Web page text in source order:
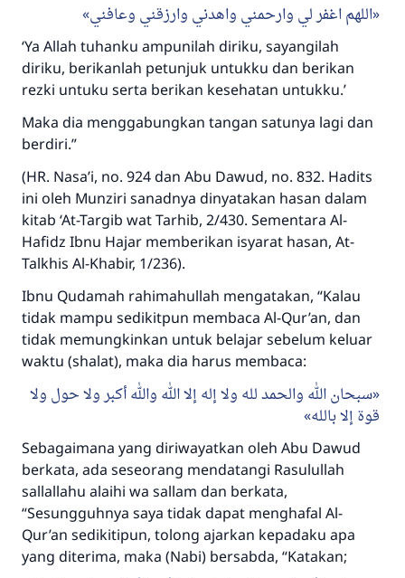
اللهم اغفر لي وارحمني واهدني وارزقني وعافني
‘Ya Allah tuhanku ampunilah diriku, sayangilah
diriku, berikanlah petunjuk untukku dan berikan
rezki untuku serta berikan kesehatan untukku.’
Maka dia menggabungkan tangan satunya lagi dan
berdiri.”
(HR. Nasa’i, no. 924 dan Abu Dawud, no. 832. Hadits
ini oleh Munziri sanadnya dinyatakan hasan dalam
kitab ‘At-Targib wat Tarhib, 2/430. Sementara Al-
Hafidz Ibnu Hajar memberikan isyarat hasan, At-
Talkhis Al-Khabir, 1/236).
Ibnu Qudamah rahimahullah mengatakan, “Kalau
tidak mampu sedikitpun membaca Al-Qur’an, dan
tidak memungkinkan untuk belajar sebelum keluar
waktu (shalat), maka dia harus membaca:
سبحان الله والحمد لله ولا إله إلا الله والله أكبر ولا حول ولا
قوة إلا بالله
Sebagaimana yang diriwayatkan oleh Abu Dawud
berkata, ada seseorang mendatangi Rasulullah
sallallahu alaihi wa sallam dan berkata,
“Sesungguhnya saya tidak dapat menghafal Al-
Qur’an sedikitipun, tolong ajarkan kepadaku apa
yang diterima, maka (Nabi) bersabda, “Katakan;